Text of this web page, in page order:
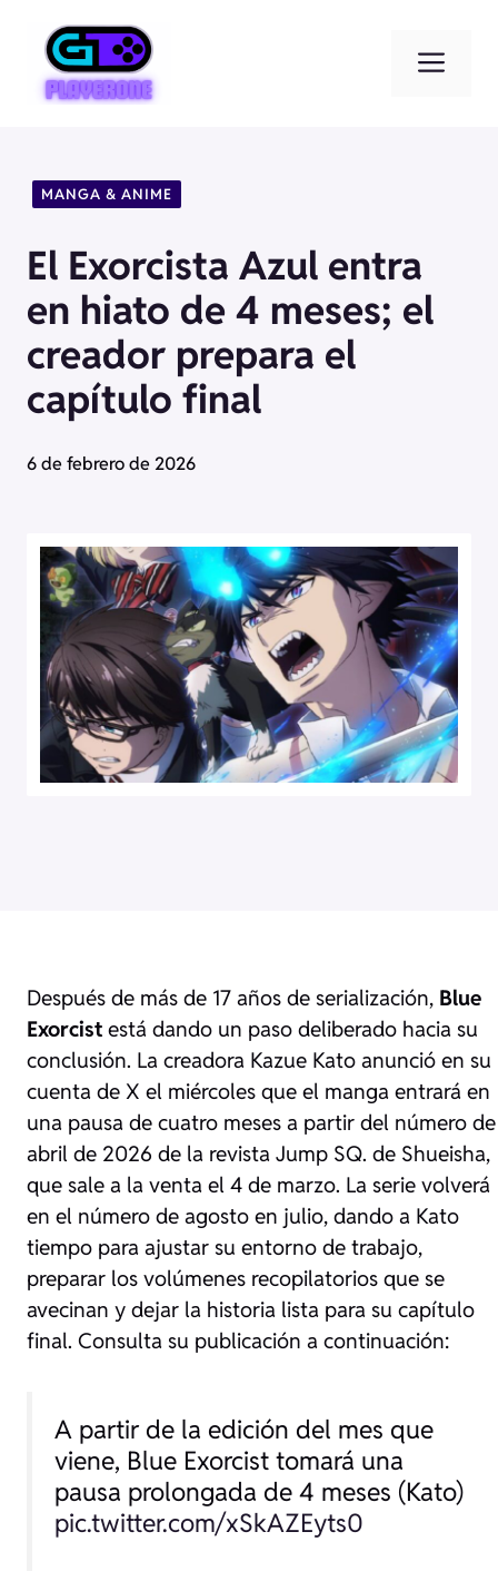
contenido
MANGA & ANIME
El Exorcista Azul entra
en hiato de 4 meses; el
creador prepara el
capítulo final
6 de febrero de 2026
Después de más de 17 años de serialización, Blue
Exorcist está dando un paso deliberado hacia su
conclusión. La creadora Kazue Kato anunció en su
cuenta de X el miércoles que el manga entrará en
una pausa de cuatro meses a partir del número de
abril de 2026 de la revista Jump SQ. de Shueisha,
que sale a la venta el 4 de marzo. La serie volverá
en el número de agosto en julio, dando a Kato
tiempo para ajustar su entorno de trabajo,
preparar los volúmenes recopilatorios que se
avecinan y dejar la historia lista para su capítulo
final. Consulta su publicación a continuación:
A partir de la edición del mes que
viene, Blue Exorcist tomará una
pausa prolongada de 4 meses (Kato)
pic.twitter.com/xSkAZEyts0